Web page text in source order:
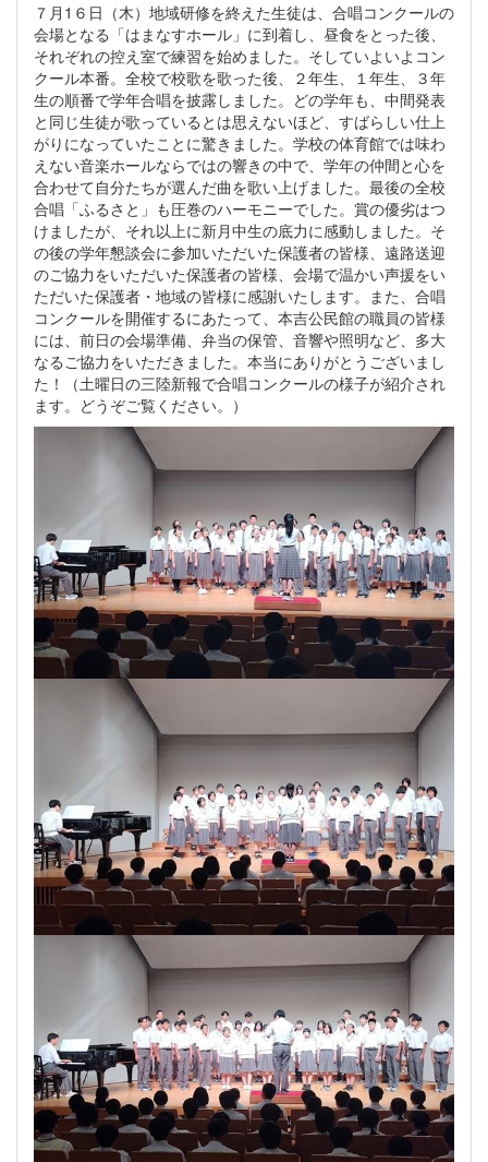
７月1６日（木）地域研修を終えた生徒は、合唱コンクールの
会場となる「はまなすホール」に到着し、昼食をとった後、
それぞれの控え室で練習を始めました。そしていよいよコン
クール本番。全校で校歌を歌った後、２年生、１年生、３年
生の順番で学年合唱を披露しました。どの学年も、中間発表
と同じ生徒が歌っているとは思えないほど、すばらしい仕上
がりになっていたことに驚きました。学校の体育館では味わ
えない音楽ホールならではの響きの中で、学年の仲間と心を
合わせて自分たちが選んだ曲を歌い上げました。最後の全校
合唱「ふるさと」も圧巻のハーモニーでした。賞の優劣はつ
けましたが、それ以上に新月中生の底力に感動しました。そ
の後の学年懇談会に参加いただいた保護者の皆様、遠路送迎
のご協力をいただいた保護者の皆様、会場で温かい声援をい
ただいた保護者・地域の皆様に感謝いたします。また、合唱
コンクールを開催するにあたって、本吉公民館の職員の皆様
には、前日の会場準備、弁当の保管、音響や照明など、多大
なるご協力をいただきました。本当にありがとうございまし
た！（土曜日の三陸新報で合唱コンクールの様子が紹介され
ます。どうぞご覧ください。）